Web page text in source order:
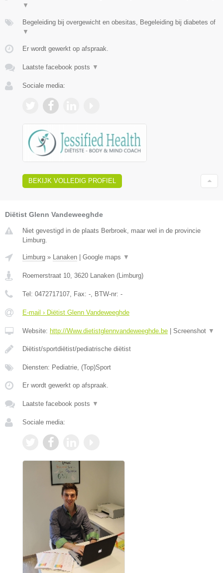
▼
Begeleiding bij overgewicht en obesitas, Begeleiding bij diabetes of
▼
Er wordt gewerkt op afspraak.
Laatste facebook posts ▼
Sociale media:
BEKIJK VOLLEDIG PROFIEL
Diëtist Glenn Vandeweeghde
Niet gevestigd in de plaats Berbroek, maar wel in de provincie
Limburg.
Limburg » Lanaken Google maps ▼
Roemerstraat 10, 3620 Lanaken (Limburg)
Tel: 0472717107, Fax: -, BTW-nr: -
E-mail › Diëtist Glenn Vandeweeghde
Website: http://Www.dietistglennvandeweeghde.be Screenshot ▼
Diëtist/sportdiëtist/pediatrische diëtist
Diensten: Pediatrie, (Top)Sport
Er wordt gewerkt op afspraak.
Laatste facebook posts ▼
Sociale media: